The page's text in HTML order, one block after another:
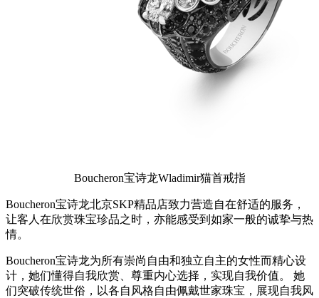
Boucheron宝诗龙Wladimir猫首戒指
Boucheron宝诗龙北京SKP精品店致力营造自在舒适的服务，
让客人在欣赏珠宝珍品之时，亦能感受到如家一般的诚挚与热
情。
Boucheron宝诗龙为所有崇尚自由和独立自主的女性而精心设
计，她们懂得自我欣赏、尊重内心选择，实现自我价值。 她
们突破传统世俗，以各自风格自由佩戴世家珠宝，展现自我风